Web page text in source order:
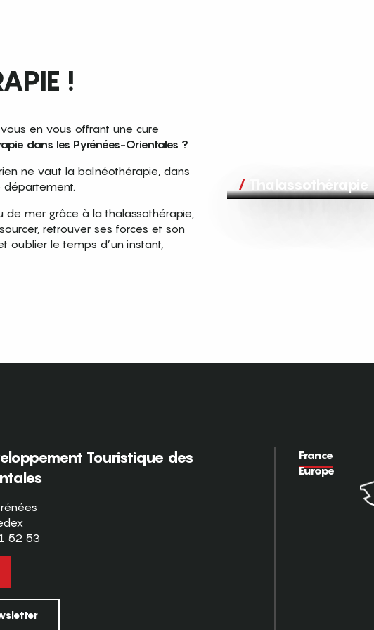
!
en vous offrant une cure
dans les Pyrénées-Orientales ?
ne vaut la balnéothérapie, dans
de mer grâce à la thalassothérapie,
retrouver ses forces et son
oublier le temps d’un instant,
Touristique des
52 53
France
Europe